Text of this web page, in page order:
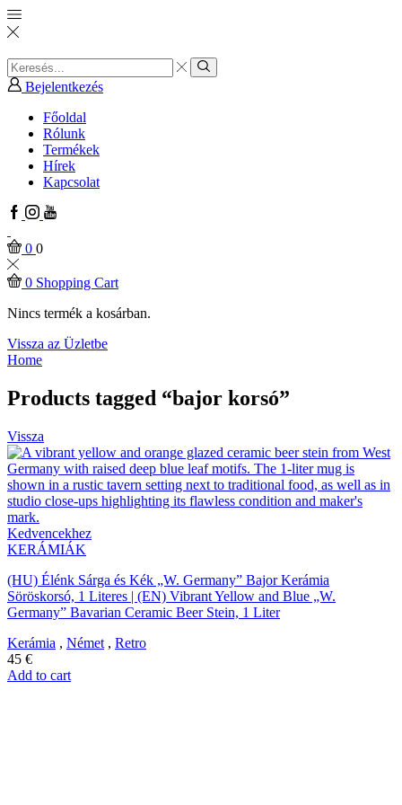
Search
input
Search
Bejelentkezés
Főoldal
Rólunk
Termékek
Hírek
Kapcsolat
Facebook
Instagram
Youtube
0 0
0 Shopping Cart
Nincs termék a kosárban.
Vissza az Üzletbe
Home
Products tagged “bajor korsó”
Vissza
Kedvencekhez
KERÁMIÁK
(HU) Élénk Sárga és Kék „W. Germany” Bajor Kerámia
Söröskorsó, 1 Literes | (EN) Vibrant Yellow and Blue „W.
Germany” Bavarian Ceramic Beer Stein, 1 Liter
Kerámia , Német , Retro
45 €
Add to cart